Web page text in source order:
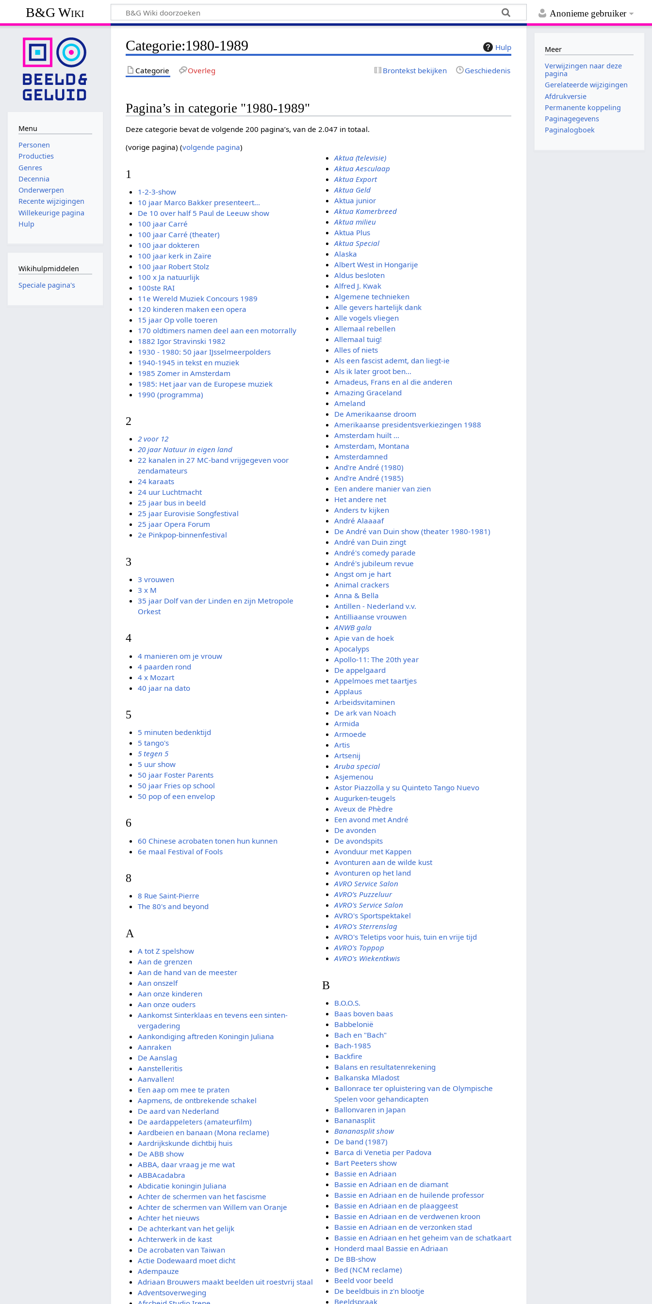
Anonieme gebruiker
B&G Wiki
Hulp
Categorie:1980-1989
Categorie Overleg Brontekst bekijken Geschiedenis
Pagina’s in categorie "1980-1989"
Deze categorie bevat de volgende 200 pagina’s, van de 2.047 in totaal.
(vorige pagina) (volgende pagina)
1
1-2-3-show
10 jaar Marco Bakker presenteert...
De 10 over half 5 Paul de Leeuw show
100 jaar Carré
100 jaar Carré (theater)
100 jaar dokteren
100 jaar kerk in Zaïre
100 jaar Robert Stolz
100 x Ja natuurlijk
100ste RAI
11e Wereld Muziek Concours 1989
120 kinderen maken een opera
15 jaar Op volle toeren
170 oldtimers namen deel aan een motorrally
1882 Igor Stravinski 1982
1930 - 1980: 50 jaar IJsselmeerpolders
1940-1945 in tekst en muziek
1985 Zomer in Amsterdam
1985: Het jaar van de Europese muziek
1990 (programma)
2
2 voor 12
20 jaar Natuur in eigen land
22 kanalen in 27 MC-band vrijgegeven voor
zendamateurs
24 karaats
24 uur Luchtmacht
25 jaar bus in beeld
25 jaar Eurovisie Songfestival
25 jaar Opera Forum
2e Pinkpop-binnenfestival
3
3 vrouwen
3 x M
35 jaar Dolf van der Linden en zijn Metropole
Orkest
4
4 manieren om je vrouw
4 paarden rond
4 x Mozart
40 jaar na dato
5
5 minuten bedenktijd
5 tango's
5 tegen 5
5 uur show
50 jaar Foster Parents
50 jaar Fries op school
50 pop of een envelop
6
60 Chinese acrobaten tonen hun kunnen
6e maal Festival of Fools
8
8 Rue Saint-Pierre
The 80's and beyond
A
A tot Z spelshow
Aan de grenzen
Aan de hand van de meester
Aan onszelf
Aan onze kinderen
Aan onze ouders
Aankomst Sinterklaas en tevens een sinten-
vergadering
Aankondiging aftreden Koningin Juliana
Aanraken
De Aanslag
Aanstelleritis
Aanvallen!
Een aap om mee te praten
Aapmens, de ontbrekende schakel
De aard van Nederland
De aardappeleters (amateurfilm)
Aardbeien en banaan (Mona reclame)
Aardrijkskunde dichtbij huis
De ABB show
ABBA, daar vraag je me wat
ABBAcadabra
Abdicatie koningin Juliana
Achter de schermen van het fascisme
Achter de schermen van Willem van Oranje
Achter het nieuws
De achterkant van het gelijk
Achterwerk in de kast
De acrobaten van Taiwan
Actie Dodewaard moet dicht
Adempauze
Adriaan Brouwers maakt beelden uit roestvrij staal
Adventsoverweging
Aktua (televisie)
Aktua Aesculaap
Aktua Export
Aktua Geld
Aktua junior
Aktua Kamerbreed
Aktua milieu
Aktua Plus
Aktua Special
Alaska
Albert West in Hongarije
Aldus besloten
Alfred J. Kwak
Algemene technieken
Alle gevers hartelijk dank
Alle vogels vliegen
Allemaal rebellen
Allemaal tuig!
Alles of niets
Als een fascist ademt, dan liegt-ie
Als ik later groot ben...
Amadeus, Frans en al die anderen
Amazing Graceland
Ameland
De Amerikaanse droom
Amerikaanse presidentsverkiezingen 1988
Amsterdam huilt ...
Amsterdam, Montana
Amsterdamned
And're André (1980)
And're André (1985)
Een andere manier van zien
Het andere net
Anders tv kijken
André Alaaaaf
De André van Duin show (theater 1980-1981)
André van Duin zingt
André's comedy parade
André's jubileum revue
Angst om je hart
Animal crackers
Anna & Bella
Antillen - Nederland v.v.
Antilliaanse vrouwen
ANWB gala
Apie van de hoek
Apocalyps
Apollo-11: The 20th year
De appelgaard
Appelmoes met taartjes
Applaus
Arbeidsvitaminen
De ark van Noach
Armida
Armoede
Artis
Artsenij
Aruba special
Asjemenou
Astor Piazzolla y su Quinteto Tango Nuevo
Augurken-teugels
Aveux de Phèdre
Een avond met André
De avonden
De avondspits
Avonduur met Kappen
Avonturen aan de wilde kust
Avonturen op het land
AVRO Service Salon
AVRO’s Puzzeluur
AVRO's Service Salon
AVRO's Sportspektakel
AVRO's Sterrenslag
AVRO's Teletips voor huis, tuin en vrije tijd
AVRO's Toppop
AVRO's Wiekentkwis
B
B.O.O.S.
Baas boven baas
Babbelonië
Bach en "Bach"
Bach-1985
Backfire
Balans en resultatenrekening
Balkanska Mladost
Ballonrace ter opluistering van de Olympische
Spelen voor gehandicapten
Ballonvaren in Japan
Bananasplit
Bananasplit show
De band (1987)
Barca di Venetia per Padova
Bart Peeters show
Bassie en Adriaan
Bassie en Adriaan en de diamant
Bassie en Adriaan en de huilende professor
Bassie en Adriaan en de plaaggeest
Bassie en Adriaan en de verdwenen kroon
Bassie en Adriaan en de verzonken stad
Bassie en Adriaan en het geheim van de schatkaart
Honderd maal Bassie en Adriaan
De BB-show
Bed (NCM reclame)
Beeld voor beeld
De beeldbuis in z'n blootje
Beeldspraak
Menu
Personen
Producties
Genres
Decennia
Onderwerpen
Recente wijzigingen
Willekeurige pagina
Hulp
Wikihulpmiddelen
Speciale pagina's
Meer
Verwijzingen naar deze
pagina
Gerelateerde wijzigingen
Afdrukversie
Permanente koppeling
Paginagegevens
Paginalogboek